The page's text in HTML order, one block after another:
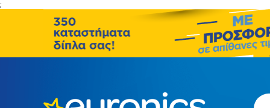
;